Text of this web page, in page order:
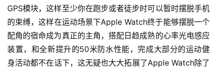
GPS模块，这样至少你在跑步或者徒步时可以暂时摆脱手机
的束缚，这样在运动场景下Apple Watch终于能够摆脱一个
配角的宿命成为真正的主角，搭配日趋成熟的心率光电感应
装置，和全新提升的50米防水性能，完成大部分的运动健
身活动都不在话下，这无疑也大大拓展了Apple Watch除了